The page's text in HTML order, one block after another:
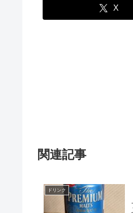
X
関連記事
ドリンク